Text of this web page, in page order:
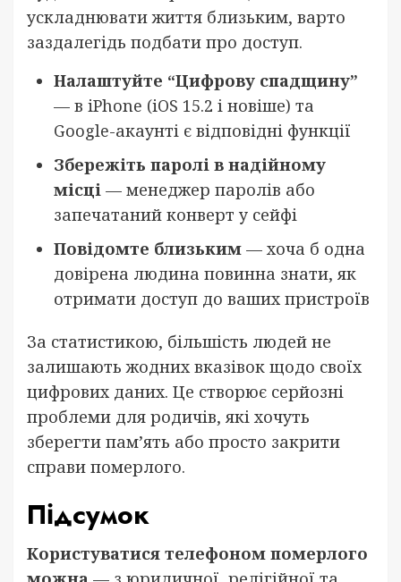
ускладнювати життя близьким, варто
заздалегідь подбати про доступ.
Налаштуйте “Цифрову спадщину”
— в iPhone (iOS 15.2 і новіше) та
Google-акаунті є відповідні функції
Збережіть паролі в надійному
місці — менеджер паролів або
запечатаний конверт у сейфі
Повідомте близьким — хоча б одна
довірена людина повинна знати, як
отримати доступ до ваших пристроїв
За статистикою, більшість людей не
залишають жодних вказівок щодо своїх
цифрових даних. Це створює серйозні
проблеми для родичів, які хочуть
зберегти пам’ять або просто закрити
справи померлого.
Підсумок
Користуватися телефоном померлого